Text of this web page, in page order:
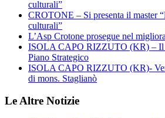
culturali”
CROTONE – Si presenta il master
culturali”
L’Asp Crotone prosegue nel
ISOLA CAPO RIZZUTO (KR) – Il
Piano Strategico
ISOLA CAPO RIZZUTO (KR)-
di mons. Staglianò
Le Altre Notizie